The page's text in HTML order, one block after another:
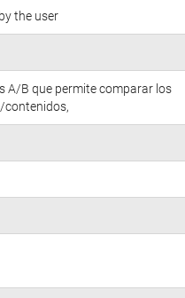
the user
A/B que permite comparar los
contenidos,